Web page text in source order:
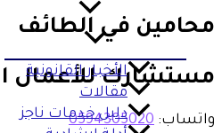
الأخبار القانونية
مقالات
دليل خدمات ناجز
محامين في الطائف
مستشارك للأعمال
واتساب: 0594305020